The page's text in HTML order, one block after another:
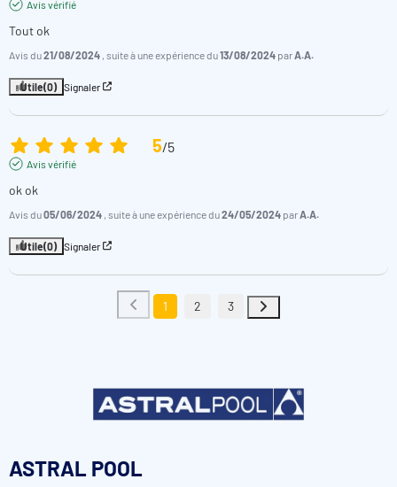
Avis vérifié
Tout ok
Avis du21/08/2024 , suite à une expérience du13/08/2024 parA.A.
Utile(0) Signaler
5/5
Avis vérifié
ok ok
Avis du05/06/2024 , suite à une expérience du24/05/2024 parA.A.
Utile(0) Signaler
1 2 3
ASTRAL POOL